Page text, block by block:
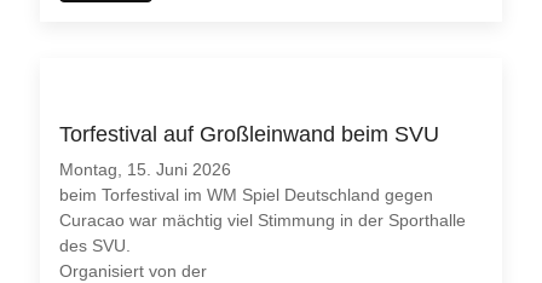
Torfestival auf Großleinwand beim SVU
Montag, 15. Juni 2026
beim Torfestival im WM Spiel Deutschland gegen
Curacao war mächtig viel Stimmung in der Sporthalle
des SVU.
Organisiert von der